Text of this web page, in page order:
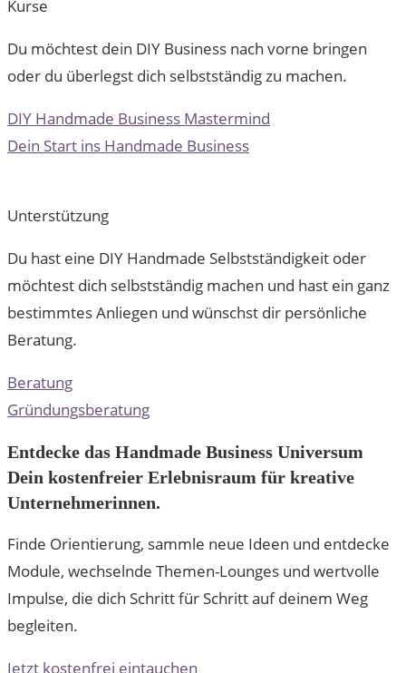
Kurse
Du möchtest dein DIY Business nach vorne bringen
oder du überlegst dich selbstständig zu machen.
DIY Handmade Business Mastermind
Dein Start ins Handmade Business
Unterstützung
Du hast eine DIY Handmade Selbstständigkeit oder
möchtest dich selbstständig machen und hast ein ganz
bestimmtes Anliegen und wünschst dir persönliche
Beratung.
Beratung
Gründungsberatung
Entdecke das Handmade Business Universum
Dein kostenfreier Erlebnisraum für kreative
Unternehmerinnen.
Finde Orientierung, sammle neue Ideen und entdecke
Module, wechselnde Themen-Lounges und wertvolle
Impulse, die dich Schritt für Schritt auf deinem Weg
begleiten.
Jetzt kostenfrei eintauchen